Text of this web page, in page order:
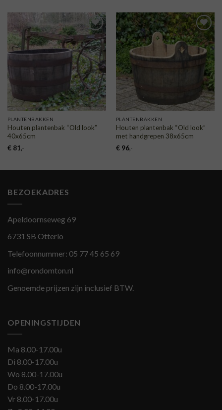
TOEVOEGEN
AAN
VERLANGLIJST
PLANTENBAKKEN
Houten plantenbak “Old look”
40x65cm
€81,-
TOEVOEGEN
AAN
VERLANGLIJST
PLANTENBAKKEN
Houten plantenbak “Old look”
met handgrepen 38x65cm
€96,-
BEZOEKADRES
Apeldoornseweg 69
6731 SB Otterlo
Telefoonnummer: 05 77 45 65 69
info@rondomton.nl
Genoemde prijzen zijn inclusief BTW.
OPENINGSTIJDEN
Ma 8.00-17.00u
Di 8.00-17.00u
Wo 8.00-17.00u
Do 8.00-17.00u
Vr 8.00-17.00u